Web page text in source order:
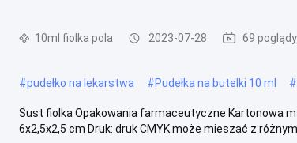
10ml fiolka pola 2023-07-28 69 poglądy
#pudełko na lekarstwa #Pudełka na butelki 10 ml #
Sust fiolka Opakowania farmaceutyczne Kartonowa
6x2,5x2,5 cm Druk: druk CMYK może mieszać z